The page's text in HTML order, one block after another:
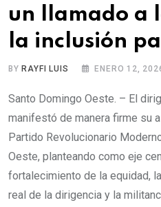
un llamado a
la inclusión
BY RAYFI LUIS ENERO 12,
Santo Domingo Oeste. – El
manifestó de manera firme su
Partido Revolucionario
Oeste, planteando como eje
fortalecimiento de la equidad,
real de la dirigencia y la